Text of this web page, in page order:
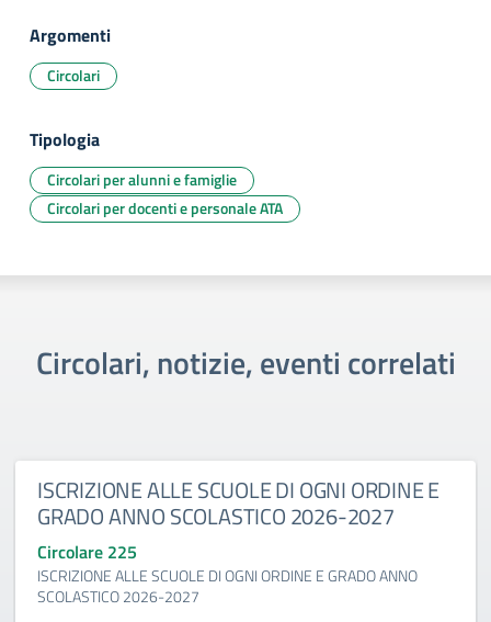
Argomenti
Circolari
Tipologia
Circolari per alunni e famiglie
Circolari per docenti e personale ATA
Circolari, notizie, eventi correlati
ISCRIZIONE ALLE SCUOLE DI OGNI ORDINE E
GRADO ANNO SCOLASTICO 2026-2027
Circolare 225
ISCRIZIONE ALLE SCUOLE DI OGNI ORDINE E GRADO ANNO
SCOLASTICO 2026-2027